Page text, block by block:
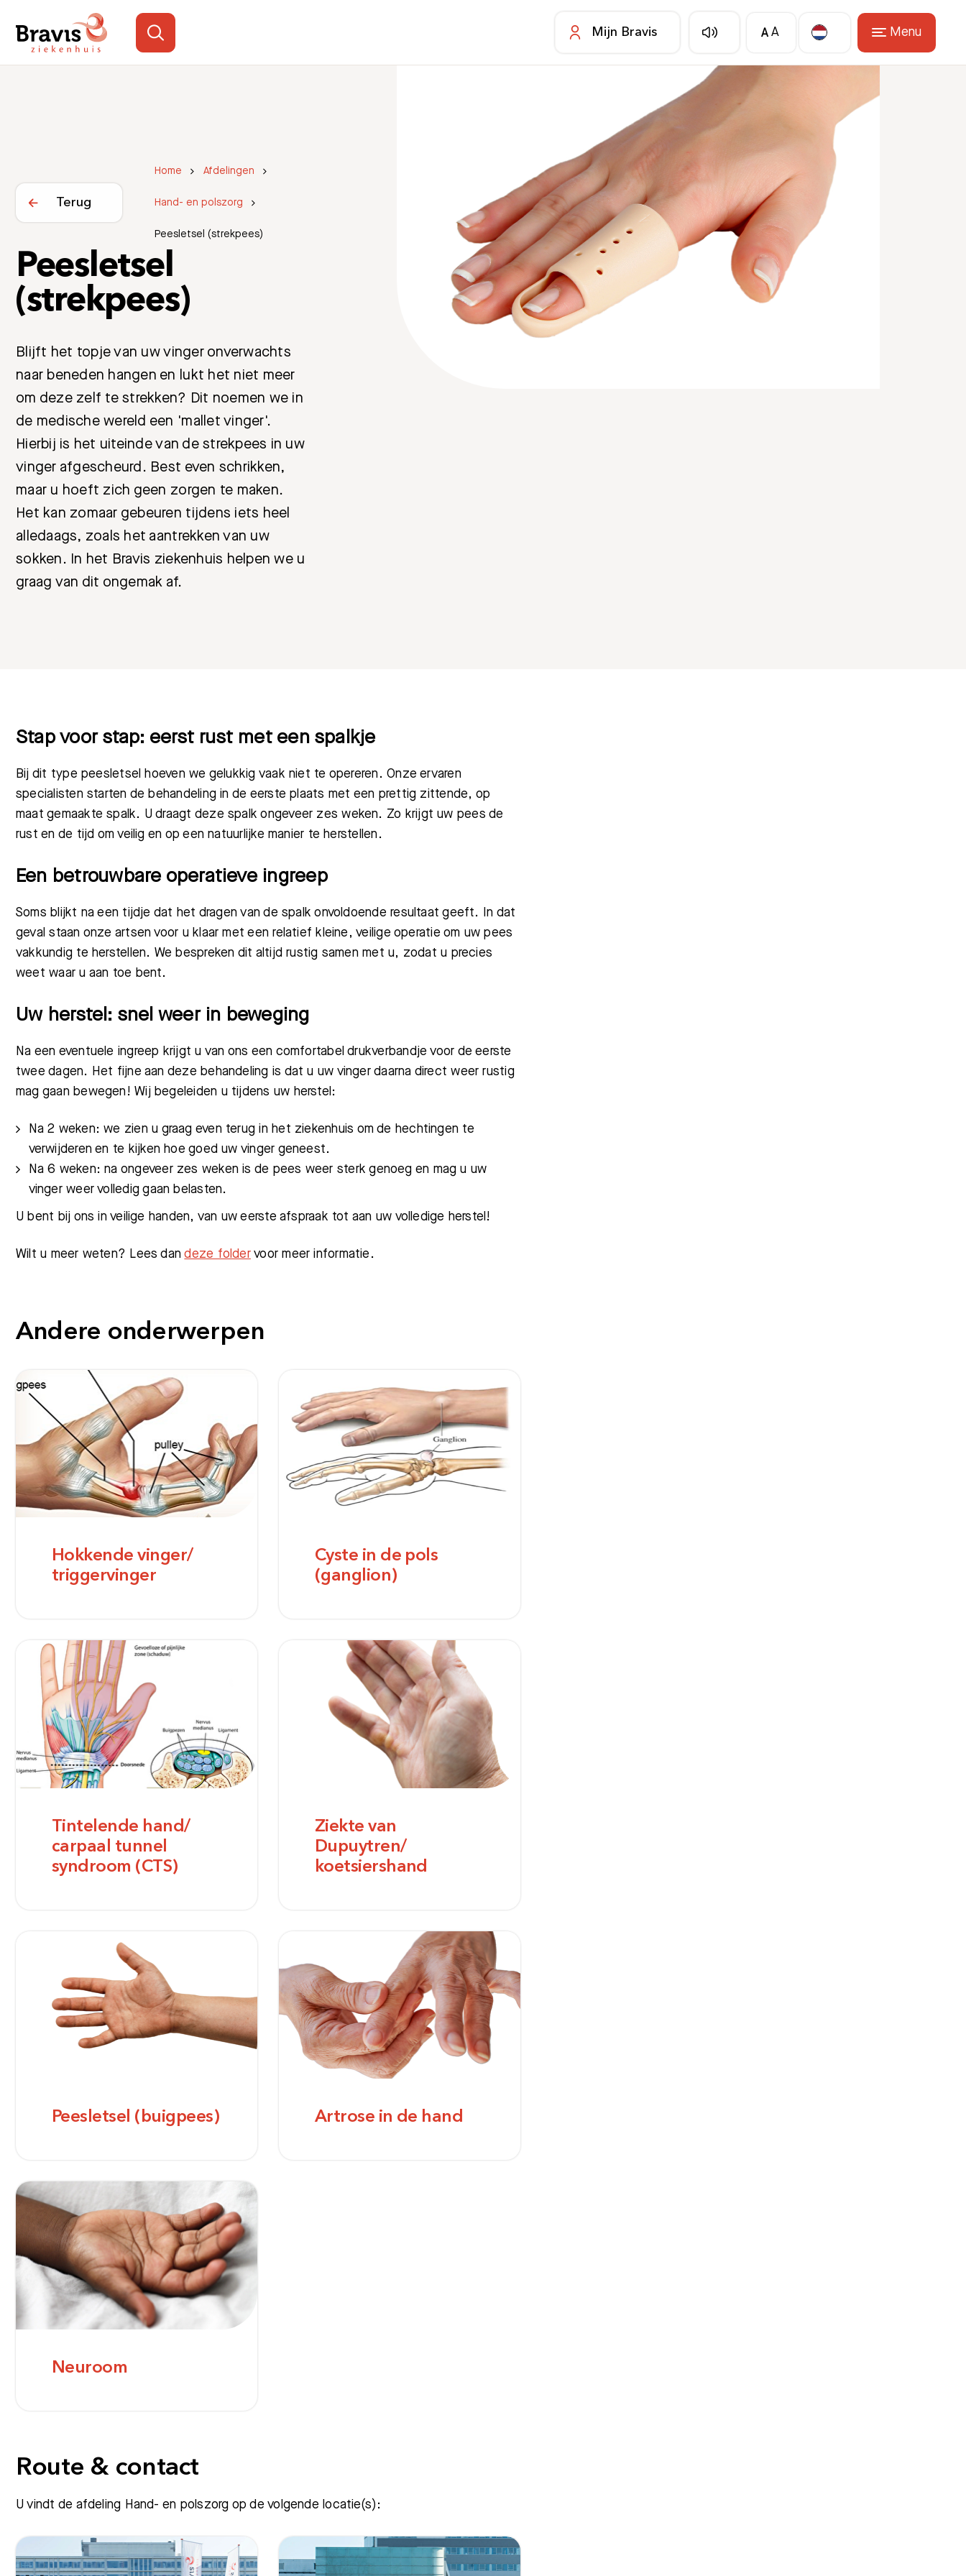
Mijn Bravis A A Menu
Bezoektijden
Home Afdelingen
Hand- en polszorg
Peesletsel (strekpees)
Terug
Peesletsel
(strekpees)
Blijft het topje van uw vinger onverwachts
naar beneden hangen en lukt het niet meer
om deze zelf te strekken? Dit noemen we in
de medische wereld een 'mallet vinger'.
Hierbij is het uiteinde van de strekpees in uw
vinger afgescheurd. Best even schrikken,
maar u hoeft zich geen zorgen te maken.
Het kan zomaar gebeuren tijdens iets heel
alledaags, zoals het aantrekken van uw
sokken. In het Bravis ziekenhuis helpen we u
graag van dit ongemak af.
Stap voor stap: eerst rust met een spalkje
Bij dit type peesletsel hoeven we gelukkig vaak niet te opereren. Onze ervaren
specialisten starten de behandeling in de eerste plaats met een prettig zittende, op
maat gemaakte spalk. U draagt deze spalk ongeveer zes weken. Zo krijgt uw pees de
rust en de tijd om veilig en op een natuurlijke manier te herstellen.
Een betrouwbare operatieve ingreep
Soms blijkt na een tijdje dat het dragen van de spalk onvoldoende resultaat geeft. In dat
geval staan onze artsen voor u klaar met een relatief kleine, veilige operatie om uw pees
vakkundig te herstellen. We bespreken dit altijd rustig samen met u, zodat u precies
weet waar u aan toe bent.
Uw herstel: snel weer in beweging
Na een eventuele ingreep krijgt u van ons een comfortabel drukverbandje voor de eerste
twee dagen. Het fijne aan deze behandeling is dat u uw vinger daarna direct weer rustig
mag gaan bewegen! Wij begeleiden u tijdens uw herstel:
Na 2 weken: we zien u graag even terug in het ziekenhuis om de hechtingen te
verwijderen en te kijken hoe goed uw vinger geneest.
Na 6 weken: na ongeveer zes weken is de pees weer sterk genoeg en mag u uw
vinger weer volledig gaan belasten.
U bent bij ons in veilige handen, van uw eerste afspraak tot aan uw volledige herstel!
Wilt u meer weten? Lees dandeze foldervoor meer informatie.
Andere onderwerpen
Hokkende vinger/
triggervinger
Cyste in de pols
(ganglion)
Tintelende hand/
carpaal tunnel
syndroom (CTS)
Ziekte van
Dupuytren/
koetsiershand
Peesletsel (buigpees) Artrose in de hand
Neuroom
Route & contact
U vindt de afdeling Hand- en polszorg op de volgende locatie(s):